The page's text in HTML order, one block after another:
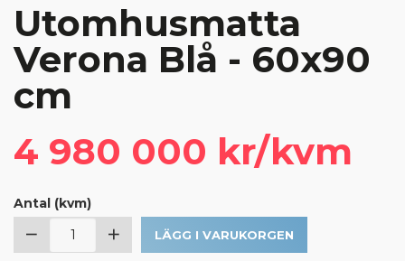
Utomhusmatta
Verona Blå - 60x90
cm
4 980 000 kr/kvm
Antal (kvm)
LÄGG I VARUKORGEN